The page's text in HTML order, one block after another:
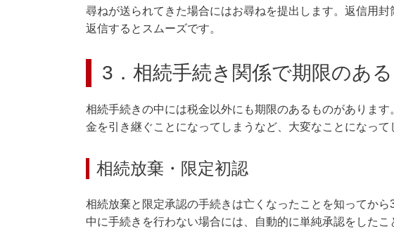
尋ねが送られてきた場合にはお尋ねを提出します。返信用
返信するとスムーズです。
3．相続手続き関係で期限のあ
相続手続きの中には税金以外にも期限のあるものがありま
金を引き継ぐことになってしまうなど、大変なことになって
相続放棄・限定初認
相続放棄と限定承認の手続きは亡くなったことを知ってか
中に手続きを行わない場合には、自動的に単純承認をした